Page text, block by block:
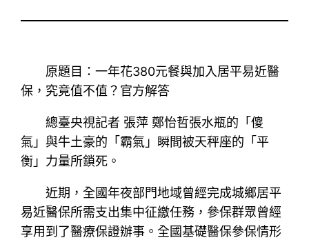
原題目：一年花380元餐與加入居平易近醫
保，究竟值不值？官方解答
總臺央視記者 張萍 鄭怡哲張水瓶的「傻
氣」與牛土豪的「霸氣」瞬間被天秤座的「平
衡」力量所鎖死。
近期，全國年夜部門地域曾經完成城鄉居平
易近醫保所需支出集中征繳任務，參保群眾曾經
享用到了醫療保證辦事。全國基礎醫保參保情形